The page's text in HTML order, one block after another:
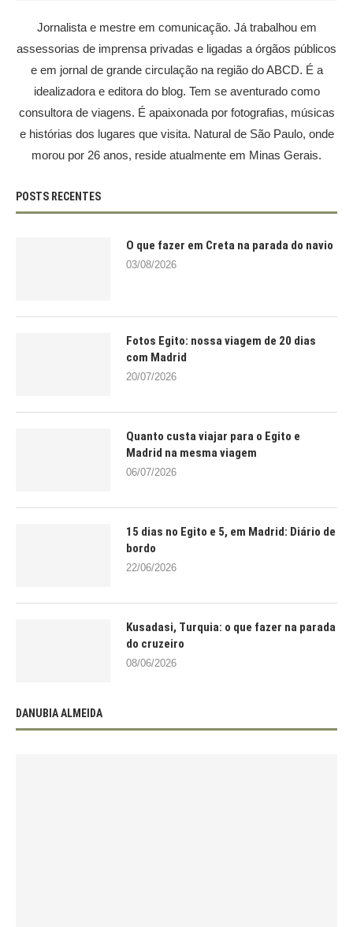
Jornalista e mestre em comunicação. Já trabalhou em
assessorias de imprensa privadas e ligadas a órgãos públicos
e em jornal de grande circulação na região do ABCD. É a
idealizadora e editora do blog. Tem se aventurado como
consultora de viagens. É apaixonada por fotografias, músicas
e histórias dos lugares que visita. Natural de São Paulo, onde
morou por 26 anos, reside atualmente em Minas Gerais.
POSTS RECENTES
O que fazer em Creta na parada do navio
03/08/2026
Fotos Egito: nossa viagem de 20 dias
com Madrid
20/07/2026
Quanto custa viajar para o Egito e
Madrid na mesma viagem
06/07/2026
15 dias no Egito e 5, em Madrid: Diário de
bordo
22/06/2026
Kusadasi, Turquia: o que fazer na parada
do cruzeiro
08/06/2026
DANUBIA ALMEIDA